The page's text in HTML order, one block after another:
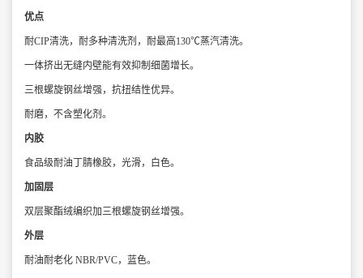
优点
耐CIP清洗，耐多种清洗剂，耐最高130℃蒸汽清洗。
一体挤出无缝内壁能有效抑制细菌增长。
三根螺旋钢丝增强，抗扭结性优异。
耐磨，不含塑化剂。
内胶
食品级耐油丁腈橡胶，光滑，白色。
加固层
双层聚酯绒编织加三根螺旋钢丝增强。
外层
耐油耐老化 NBR/PVC，蓝色。